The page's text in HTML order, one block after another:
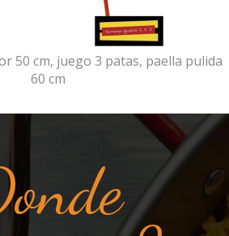
50 cm, juego 3 patas, paella pulida
60 cm